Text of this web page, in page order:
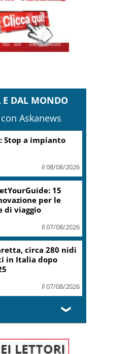
E DAL MONDO
Askanews
Stop a impianto
il 08/08/2026
15
per le
di viaggio
il 07/08/2026
circa 280 nidi
in Italia dopo
il 07/08/2026
❯